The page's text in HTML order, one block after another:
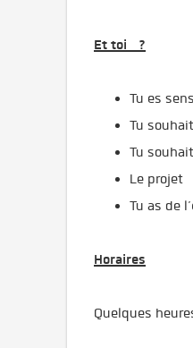
Et toi ?
Tu es
Tu
Tu
Le
Tu as de
Horaires
Quelques